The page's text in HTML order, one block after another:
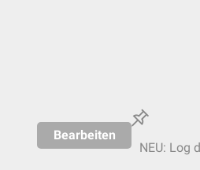
Bearbeiten
NEU: Log